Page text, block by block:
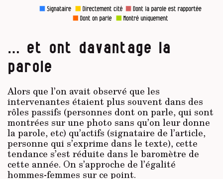
… et ont davantage la
parole
Alors que l’on avait observé que les
intervenantes étaient plus souvent dans des
rôles passifs (personnes dont on parle, qui sont
montrées sur une photo sans qu’on leur donne
la parole, etc) qu’actifs (signataire de l’article,
personne qui s’exprime dans le texte), cette
tendance s’est réduite dans le baromètre de
cette année. On s’approche de l’égalité
hommes-femmes sur ce point.